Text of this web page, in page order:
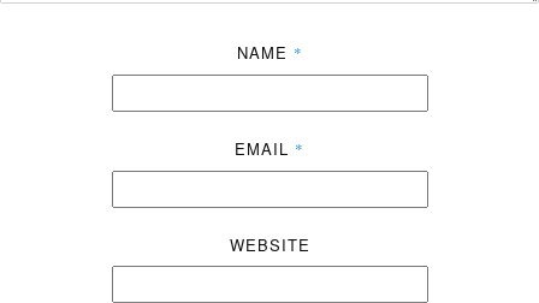
NAME *
EMAIL *
WEBSITE